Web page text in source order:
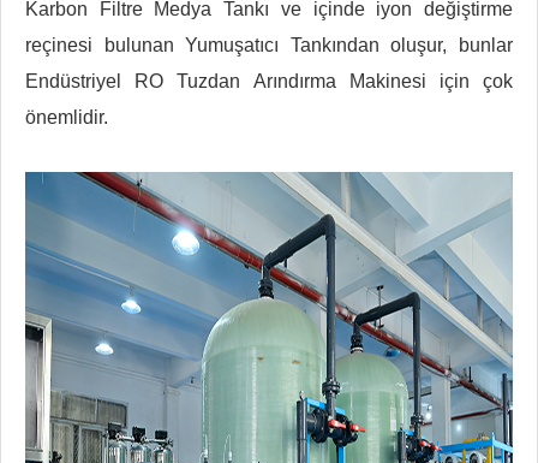
Karbon Filtre Medya Tankı ve içinde iyon değiştirme
reçinesi bulunan Yumuşatıcı Tankından oluşur, bunlar
Endüstriyel RO Tuzdan Arındırma Makinesi için çok
önemlidir.